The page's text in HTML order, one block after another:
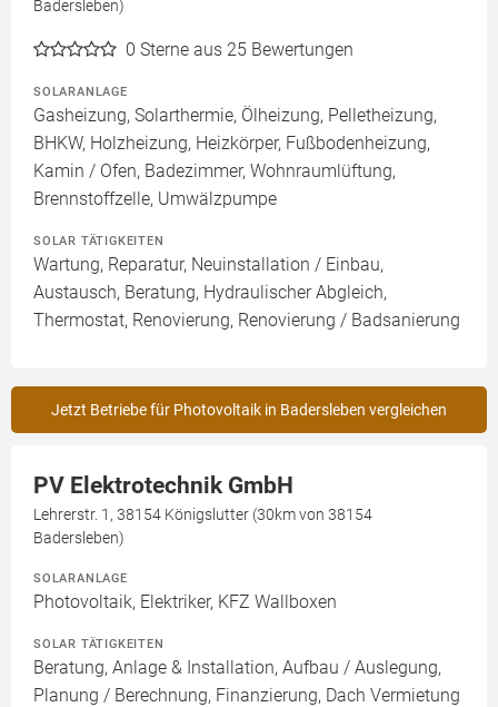
Badersleben)
0 Sterne aus 25 Bewertungen
SOLARANLAGE
Gasheizung, Solarthermie, Ölheizung, Pelletheizung,
BHKW, Holzheizung, Heizkörper, Fußbodenheizung,
Kamin / Ofen, Badezimmer, Wohnraumlüftung,
Brennstoffzelle, Umwälzpumpe
SOLAR TÄTIGKEITEN
Wartung, Reparatur, Neuinstallation / Einbau,
Austausch, Beratung, Hydraulischer Abgleich,
Thermostat, Renovierung, Renovierung / Badsanierung
Jetzt Betriebe für Photovoltaik in Badersleben vergleichen
PV Elektrotechnik GmbH
Lehrerstr. 1, 38154 Königslutter (30km von 38154
Badersleben)
SOLARANLAGE
Photovoltaik, Elektriker, KFZ Wallboxen
SOLAR TÄTIGKEITEN
Beratung, Anlage & Installation, Aufbau / Auslegung,
Planung / Berechnung, Finanzierung, Dach Vermietung